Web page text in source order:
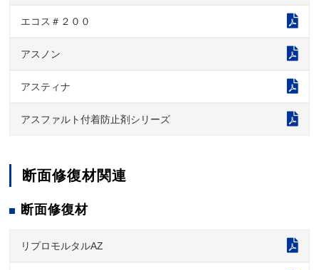
エコス＃２００
アスノン
アスティナ
アスファルト付着防止剤シリーズ
断面修復材関連
断面修復材
リプロモルタルAZ